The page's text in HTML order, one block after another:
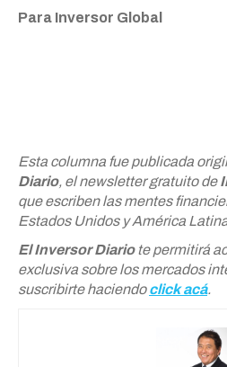
Para Inversor Global
Esta columna fue publicada
Diario, el newsletter gratuito de
que escriben las mentes
Estados Unidos y América
El Inversor Diariote permitirá
exclusiva sobre los mercados
suscribirte haciendoclick acá.